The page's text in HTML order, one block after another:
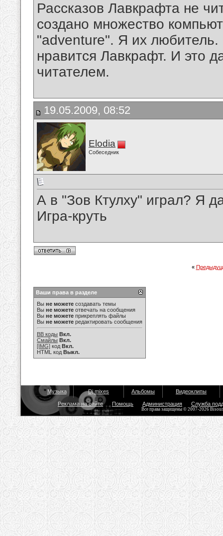
Рассказов Лавкрафта не
создано множество
"adventure". Я их любитель.
нравится Лавкрафт. И это
читателем.
19.05.2009, 08:52
Elodia
Собеседник
А в "Зов Ктулху" играл? Я
Игра-круть
«
Ваши права в разделе
Вы не можете создавать темы
Вы не можете отвечать на сообщения
Вы не можете прикреплять файлы
Вы не можете редактировать сообщения
BB коды Вкл.
Смайлы Вкл.
[IMG] код Вкл.
HTML код Выкл.
Музыка Dj mixes Альбомы Видеоклипы
Реклама на сайте Помощь Администрация Служба
Все права защищены © 2007-2026